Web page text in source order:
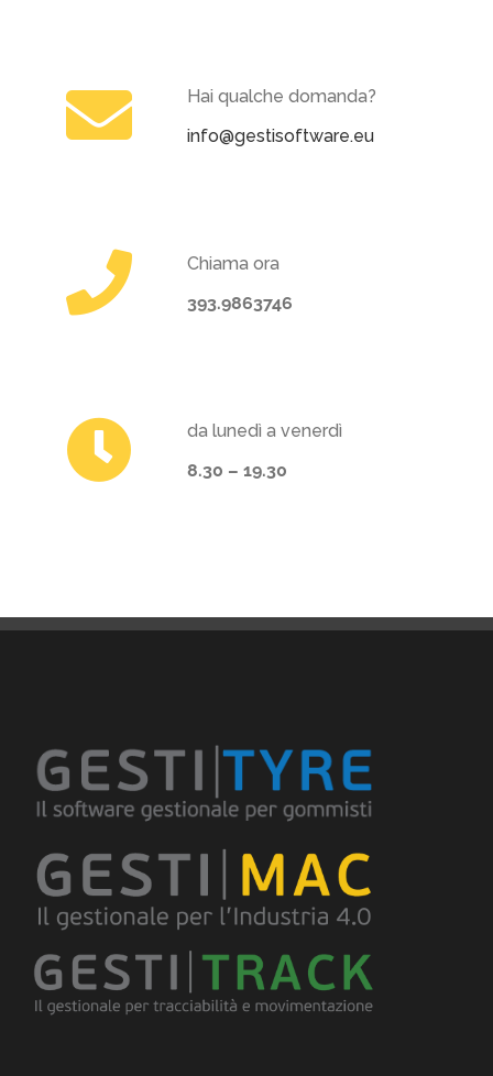
Hai qualche domanda?
info@gestisoftware.eu
Chiama ora
393.9863746
da lunedì a venerdì
8.30 – 19.30